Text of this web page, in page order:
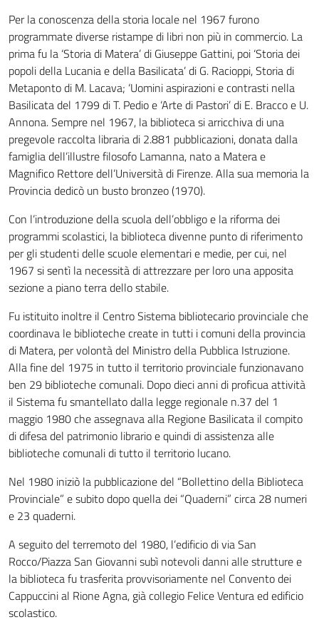
Per la conoscenza della storia locale nel 1967 furono
programmate diverse ristampe di libri non più in commercio. La
prima fu la ‘Storia di Matera’ di Giuseppe Gattini, poi ‘Storia dei
popoli della Lucania e della Basilicata’ di G. Racioppi, Storia di
Metaponto di M. Lacava; ‘Uomini aspirazioni e contrasti nella
Basilicata del 1799 di T. Pedio e ‘Arte di Pastori’ di E. Bracco e U.
Annona. Sempre nel 1967, la biblioteca si arricchiva di una
pregevole raccolta libraria di 2.881 pubblicazioni, donata dalla
famiglia dell’illustre filosofo Lamanna, nato a Matera e
Magnifico Rettore dell’Università di Firenze. Alla sua memoria la
Provincia dedicò un busto bronzeo (1970).
Con l’introduzione della scuola dell’obbligo e la riforma dei
programmi scolastici, la biblioteca divenne punto di riferimento
per gli studenti delle scuole elementari e medie, per cui, nel
1967 si sentì la necessità di attrezzare per loro una apposita
sezione a piano terra dello stabile.
Fu istituito inoltre il Centro Sistema bibliotecario provinciale che
coordinava le biblioteche create in tutti i comuni della provincia
di Matera, per volontà del Ministro della Pubblica Istruzione.
Alla fine del 1975 in tutto il territorio provinciale funzionavano
ben 29 biblioteche comunali. Dopo dieci anni di proficua attività
il Sistema fu smantellato dalla legge regionale n.37 del 1
maggio 1980 che assegnava alla Regione Basilicata il compito
di difesa del patrimonio librario e quindi di assistenza alle
biblioteche comunali di tutto il territorio lucano.
Nel 1980 iniziò la pubblicazione del “Bollettino della Biblioteca
Provinciale” e subito dopo quella dei “Quaderni” circa 28 numeri
e 23 quaderni.
A seguito del terremoto del 1980, l’edificio di via San
Rocco/Piazza San Giovanni subì notevoli danni alle strutture e
la biblioteca fu trasferita provvisoriamente nel Convento dei
Cappuccini al Rione Agna, già collegio Felice Ventura ed edificio
scolastico.